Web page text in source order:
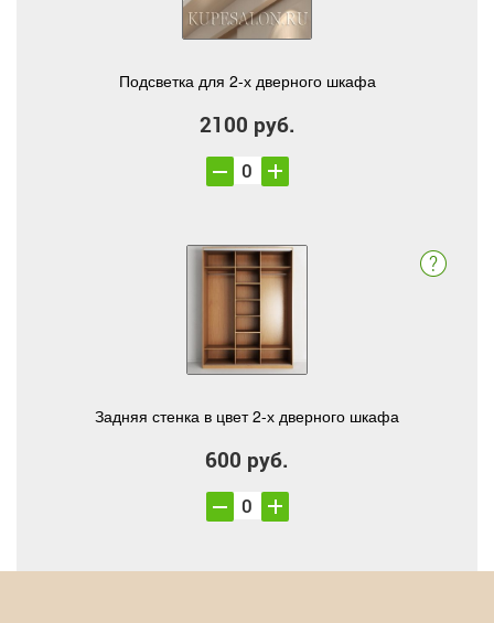
Подсветка для 2-х дверного шкафа
2100 руб.
Задняя стенка в цвет 2-х дверного шкафа
600 руб.